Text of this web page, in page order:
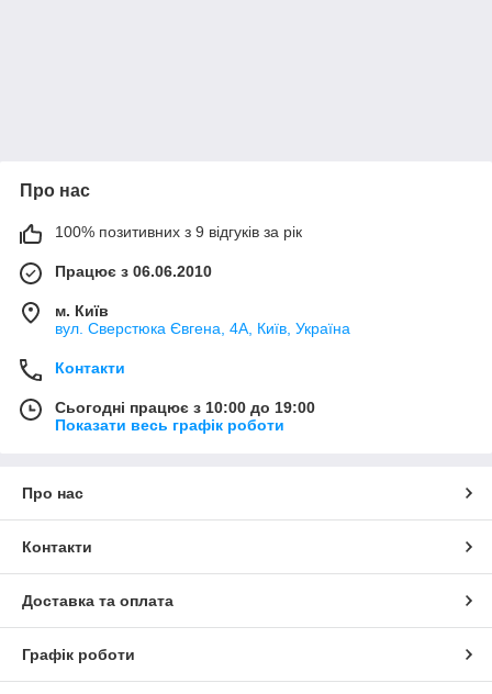
Про нас
100% позитивних з 9 відгуків за рік
Працює з 06.06.2010
м. Київ
вул. Сверстюка Євгена, 4А, Київ, Україна
Контакти
Сьогодні працює з 10:00 до 19:00
Показати весь графік роботи
Про нас
Контакти
Доставка та оплата
Графік роботи